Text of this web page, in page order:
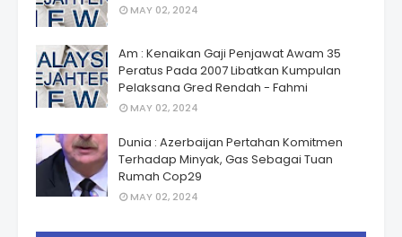
MAY 02, 2024
Am : Kenaikan Gaji Penjawat Awam 35
Peratus Pada 2007 Libatkan Kumpulan
Pelaksana Gred Rendah - Fahmi
MAY 02, 2024
Dunia : Azerbaijan Pertahan Komitmen
Terhadap Minyak, Gas Sebagai Tuan
Rumah Cop29
MAY 02, 2024